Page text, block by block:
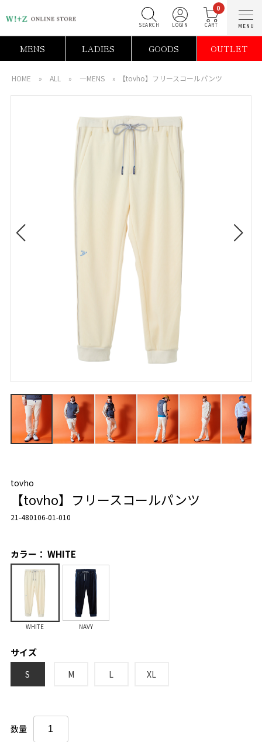
0
MENS LADIES GOODS OUTLET
HOME » ALL » ―MENS » 【tovho】フリースコールパンツ
tovho
【tovho】フリースコールパンツ
21-480106-01-010
カラー： WHITE
WHITE NAVY
サイズ
S M L XL
数量